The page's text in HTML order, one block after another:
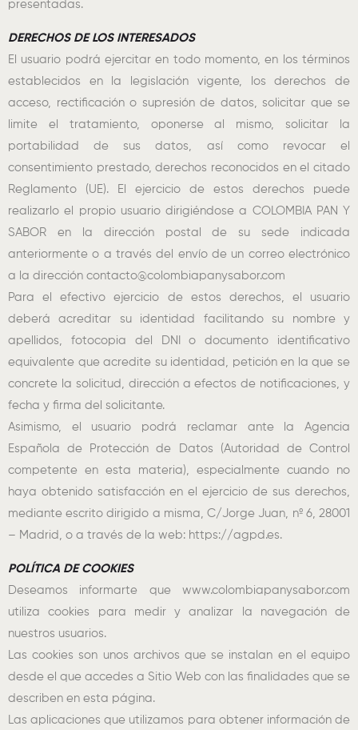
presentadas.
DERECHOS DE LOS INTERESADOS
El usuario podrá ejercitar en todo momento, en los términos
establecidos en la legislación vigente, los derechos de
acceso, rectificación o supresión de datos, solicitar que se
limite el tratamiento, oponerse al mismo, solicitar la
portabilidad de sus datos, así como revocar el
consentimiento prestado, derechos reconocidos en el citado
Reglamento (UE). El ejercicio de estos derechos puede
realizarlo el propio usuario dirigiéndose a COLOMBIA PAN Y
SABOR en la dirección postal de su sede indicada
anteriormente o a través del envío de un correo electrónico
a la dirección contacto@colombiapanysabor.com
Para el efectivo ejercicio de estos derechos, el usuario
deberá acreditar su identidad facilitando su nombre y
apellidos, fotocopia del DNI o documento identificativo
equivalente que acredite su identidad, petición en la que se
concrete la solicitud, dirección a efectos de notificaciones, y
fecha y firma del solicitante.
Asimismo, el usuario podrá reclamar ante la Agencia
Española de Protección de Datos (Autoridad de Control
competente en esta materia), especialmente cuando no
haya obtenido satisfacción en el ejercicio de sus derechos,
mediante escrito dirigido a misma, C/Jorge Juan, nº 6, 28001
– Madrid, o a través de la web: https://agpd.es.
POLÍTICA DE COOKIES
Deseamos informarte que www.colombiapanysabor.com
utiliza cookies para medir y analizar la navegación de
nuestros usuarios.
Las cookies son unos archivos que se instalan en el equipo
desde el que accedes a Sitio Web con las finalidades que se
describen en esta página.
Las aplicaciones que utilizamos para obtener información de